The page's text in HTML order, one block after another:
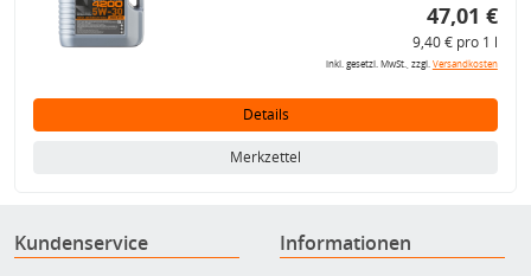
47,01 €
9,40 € pro 1 l
inkl. gesetzl. MwSt., zzgl.Versandkosten
Details
Merkzettel
Kundenservice Informationen